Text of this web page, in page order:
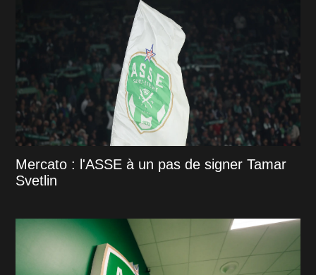
Mercato : l'ASSE à un pas de signer Tamar
Svetlin